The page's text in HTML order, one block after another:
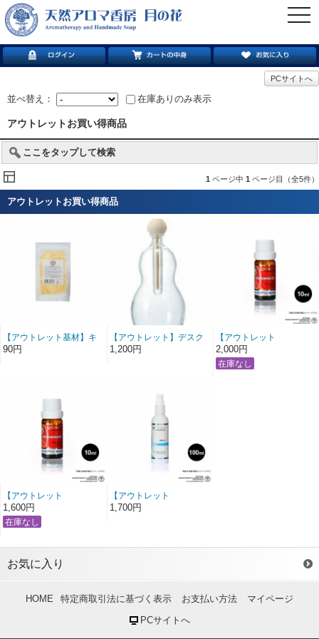
PCサイトへ
並べ替え： 在庫ありのみ表示
アウトレットお買い得商品
ここをタップして検索
1 ページ中 1 ページ目（全5件）
アウトレットお買い得商品
【アウトレット基材】キ
ャンデリラワックス
90円
【アウトレット】デスク
アロマ ペアー
1,200円
【アウトレット
Quinessence精油】ラベ
ンダーイングリッシュ
10ml（使用期限：2028年
2,000円
【アウトレット
Quinessence精油】プチ
グレン10ml（使用期限：
2029年10月）
1,600円
【アウトレット
Quinessenceフローラル
1,700円
お気に入り
HOME 特定商取引法に基づく表示 お支払い方法
マイページ
PCサイトへ